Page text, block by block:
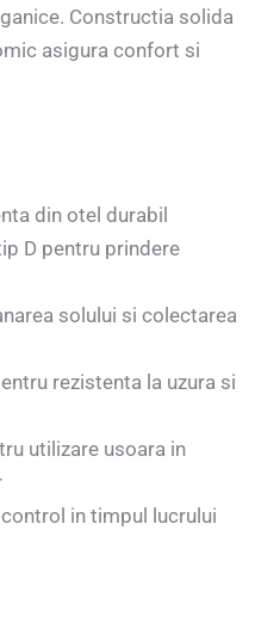
Constructia solida
asigura confort si
din otel durabil
D pentru prindere
solului si colectarea
rezistenta la uzura si
utilizare usoara in
in timpul lucrului